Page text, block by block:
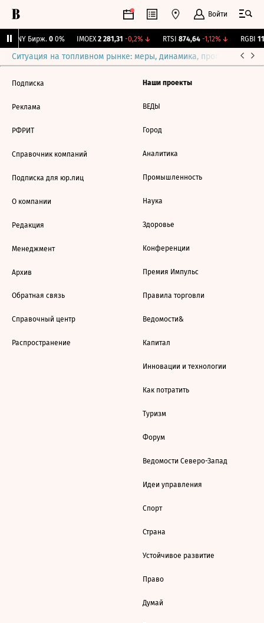
Войти
CNY Бирж. 0 0% IMOEX 2 281,31 -0,2%↓ RTSI 874,64 -1,12%↓ RGBI
Ситуация на топливном рынке: меры, динамика, прогнозы
Подписка
Реклама
РФРИТ
Справочник компаний
Подписка для юр.лиц
О компании
Редакция
Менеджмент
Архив
Обратная связь
Справочный центр
Распространение
Наши проекты
ВЕДЫ
Город
Аналитика
Промышленность
Наука
Здоровье
Конференции
Премия Импульс
Правила торговли
Ведомости&
Капитал
Инновации и технологии
Как потратить
Туризм
Форум
Ведомости Северо-Запад
Идеи управления
Спорт
Страна
Устойчивое развитие
Право
Думай